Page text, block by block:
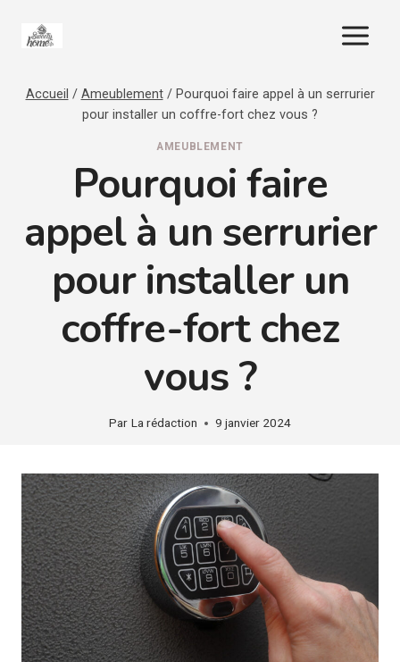
Accueil / Ameublement / Pourquoi faire appel à un serrurier
pour installer un coffre-fort chez vous ?
AMEUBLEMENT
Pourquoi faire
appel à un serrurier
pour installer un
coffre-fort chez
vous ?
Par La rédaction 9 janvier 2024